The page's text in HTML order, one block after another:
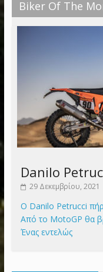
Biker Of The
Danilo
29 Δεκεμβρίου, 2021
Ο Danilo Petrucci
Από το MotoGP θα
Ένας εντελώς